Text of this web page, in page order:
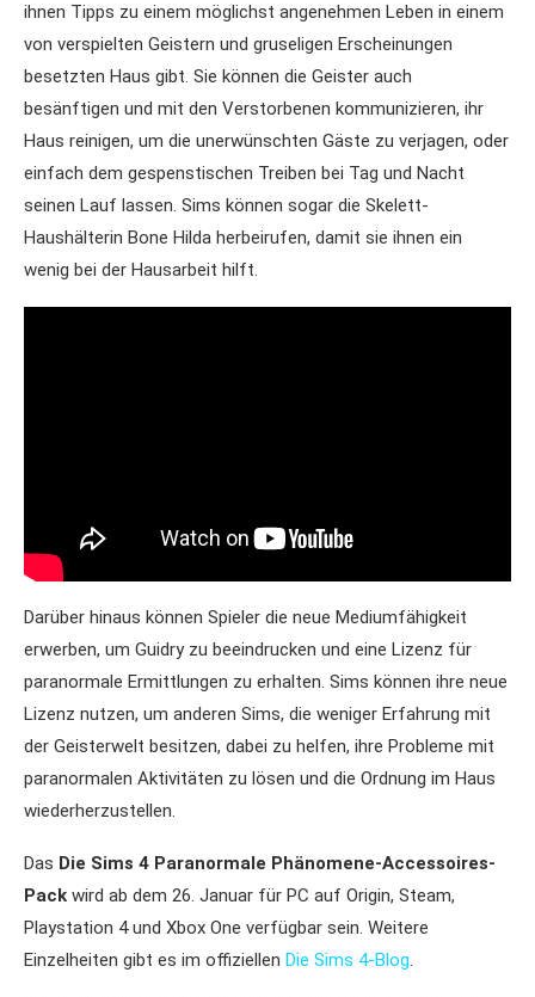
ihnen Tipps zu einem möglichst angenehmen Leben in einem
von verspielten Geistern und gruseligen Erscheinungen
besetzten Haus gibt. Sie können die Geister auch
besänftigen und mit den Verstorbenen kommunizieren, ihr
Haus reinigen, um die unerwünschten Gäste zu verjagen, oder
einfach dem gespenstischen Treiben bei Tag und Nacht
seinen Lauf lassen. Sims können sogar die Skelett-
Haushälterin Bone Hilda herbeirufen, damit sie ihnen ein
wenig bei der Hausarbeit hilft.
Darüber hinaus können Spieler die neue Mediumfähigkeit
erwerben, um Guidry zu beeindrucken und eine Lizenz für
paranormale Ermittlungen zu erhalten. Sims können ihre neue
Lizenz nutzen, um anderen Sims, die weniger Erfahrung mit
der Geisterwelt besitzen, dabei zu helfen, ihre Probleme mit
paranormalen Aktivitäten zu lösen und die Ordnung im Haus
wiederherzustellen.
Das Die Sims 4 Paranormale Phänomene-Accessoires-
Pack wird ab dem 26. Januar für PC auf Origin, Steam,
Playstation 4 und Xbox One verfügbar sein. Weitere
Einzelheiten gibt es im offiziellen Die Sims 4-Blog.